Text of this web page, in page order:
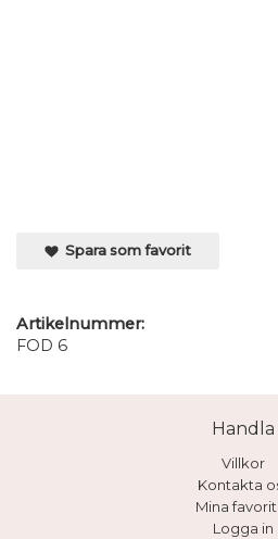
Spara som favorit
Artikelnummer:
FOD 6
Handla
Villkor
Kontakta
Mina
Logga in